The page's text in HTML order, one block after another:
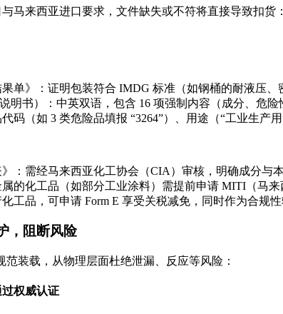
马来西亚进口要求，文件缺失或不符将直接导致扣货：
果单》：证明包装符合 IMDG 标准（如钢桶的耐液压、
明书）：中英双语，包含 16 项强制内容（成分、危
码（如 3 类危险品填报 “3264”）、用途（“工业生产用
》：需经马来西亚化工协会（CIA）审核，明确成分与
的化工品（如部分工业涂料）需提前申请 MITI（马
工品，可申请 Form E 享受关税减免，同时作为合规性
，阻断风险
范装载，从物理层面杜绝泄漏、反应等风险：
权威认证